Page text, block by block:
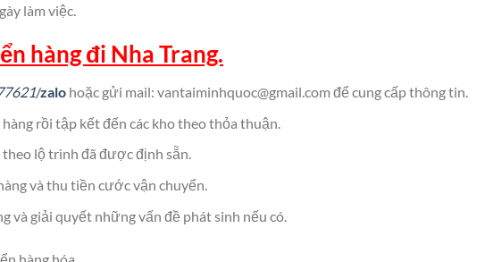
làm việc.
hàng đi Nha Trang.
/zalo hoặc gửi mail: vantaiminhquoc@gmail.com để cung cấp thông tin.
rồi tập kết đến các kho theo thỏa thuận.
lộ trình đã được định sẵn.
và thu tiền cước vận chuyển.
và giải quyết những vấn đề phát sinh nếu có.